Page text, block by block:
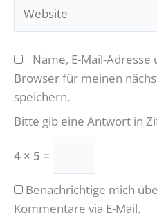
Name, E-Mail-
Browser für meinen
speichern.
Bitte gib eine Antwort in
4 × 5 =
Benachrichtige mich
Kommentare via E-Mail.